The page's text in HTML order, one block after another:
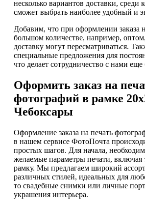
несколько вариантов доставки, среди
сможет выбрать наиболее удобный и
Добавим, что при оформлении заказа
большом количестве, например,
доставку могут пересматриваться.
специальные предложения для
что делает сотрудничество с нами
Оформить заказ на
фотографий в рамке
Чебоксары
Оформление заказа на печать
в нашем сервисе ФотоПочта
простых шагов. Для начала,
желаемые параметры печати, включая
рамку. Мы предлагаем широкий
различных стилей, идеальных для
то свадебные снимки или личные
украшения интерьера.